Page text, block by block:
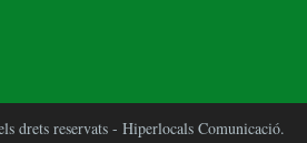
drets reservats - Hiperlocals Comunicació.